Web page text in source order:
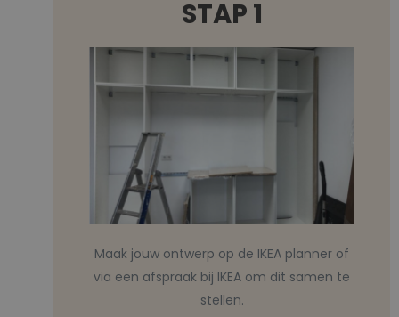
STAP 1
Maak jouw ontwerp op de IKEA planner of
via een afspraak bij IKEA om dit samen te
stellen.